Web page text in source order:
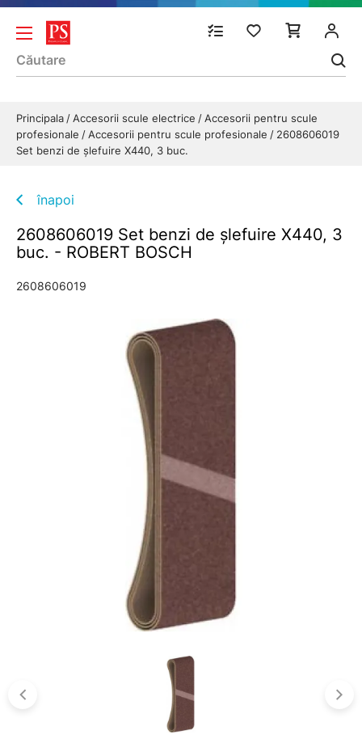
Principala Accesorii scule electrice
Accesorii pentru scule
profesionale
Accesorii pentru scule profesionale
2608606019
Set benzi de şlefuire X440, 3 buc.
înapoi
2608606019 Set benzi de şlefuire X440, 3
buc. - ROBERT BOSCH
2608606019